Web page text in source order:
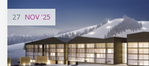
27 NOV'25